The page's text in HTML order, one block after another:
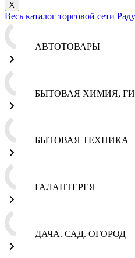
X
Весь каталог торговой сети
АВТОТОВАРЫ
БЫТОВАЯ ХИМИЯ,
БЫТОВАЯ ТЕХНИКА
ГАЛАНТЕРЕЯ
ДАЧА. САД. ОГОРОД